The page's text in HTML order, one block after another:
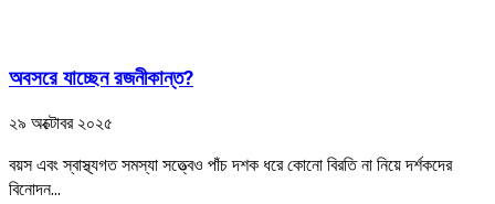
অবসরে যাচ্ছেন রজনীকান্ত?
২৯ অক্টোবর ২০২৫
বয়স এবং স্বাস্থ্যগত সমস্যা সত্ত্বেও পাঁচ দশক ধরে কোনো বিরতি না নিয়ে দর্শকদের
বিনোদন...